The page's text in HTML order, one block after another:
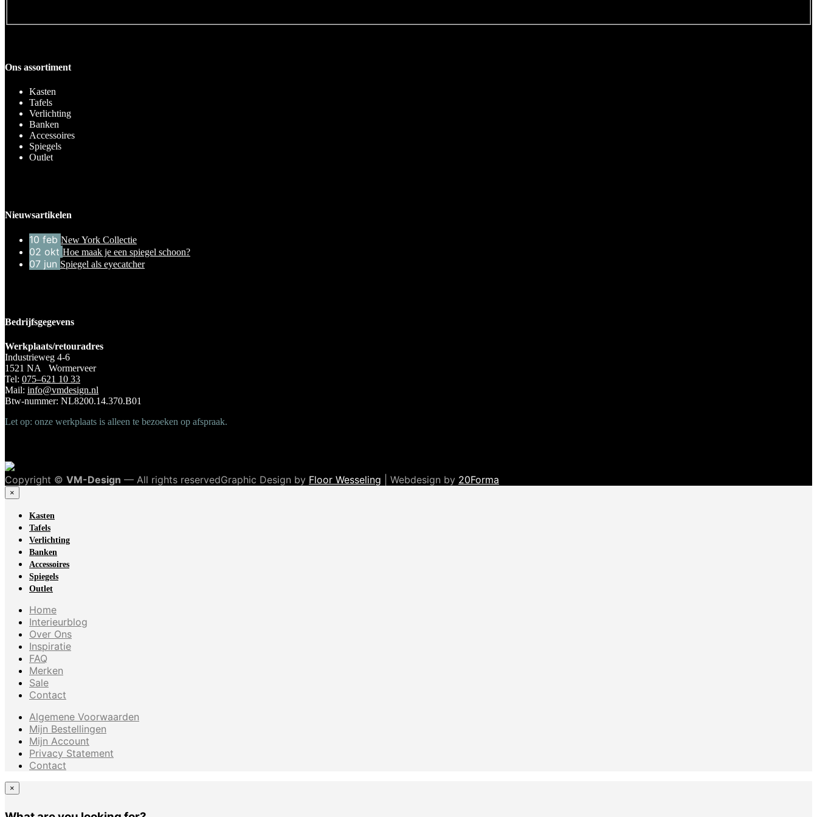
Ons assortiment
Kasten
Tafels
Verlichting
Banken
Accessoires
Spiegels
Outlet
Nieuwsartikelen
10 feb New York Collectie
02 okt Hoe maak je een spiegel schoon?
07 jun Spiegel als eyecatcher
Bedrijfsgegevens
Werkplaats/retouradres
Industrieweg 4-6
1521 NA Wormerveer
Tel: 075–621 10 33
Mail: info@vmdesign.nl
Btw-nummer: NL8200.14.370.B01
Let op: onze werkplaats is alleen te bezoeken op afspraak.
Copyright © VM-Design — All rights reservedGraphic Design by Floor Wesseling | Webdesign by 20Forma
×
Kasten
Tafels
Verlichting
Banken
Accessoires
Spiegels
Outlet
Home
Interieurblog
Over Ons
Inspiratie
FAQ
Merken
Sale
Contact
Algemene Voorwaarden
Mijn Bestellingen
Mijn Account
Privacy Statement
Contact
×